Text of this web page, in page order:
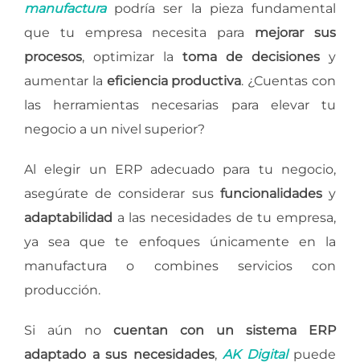
manufacturapodría ser la pieza fundamental
que tu empresa necesita para mejorar sus
procesos, optimizar la toma de decisiones y
aumentar la eficiencia productiva. ¿Cuentas con
las herramientas necesarias para elevar tu
negocio a un nivel superior?
Al elegir un ERP adecuado para tu negocio,
asegúrate de considerar sus funcionalidadesy
adaptabilidad a las necesidades de tu empresa,
ya sea que te enfoques únicamente en la
manufactura o combines servicios con
producción.
Si aún no cuentan con un sistema ERP
adaptado a sus necesidades, AK Digitalpuede